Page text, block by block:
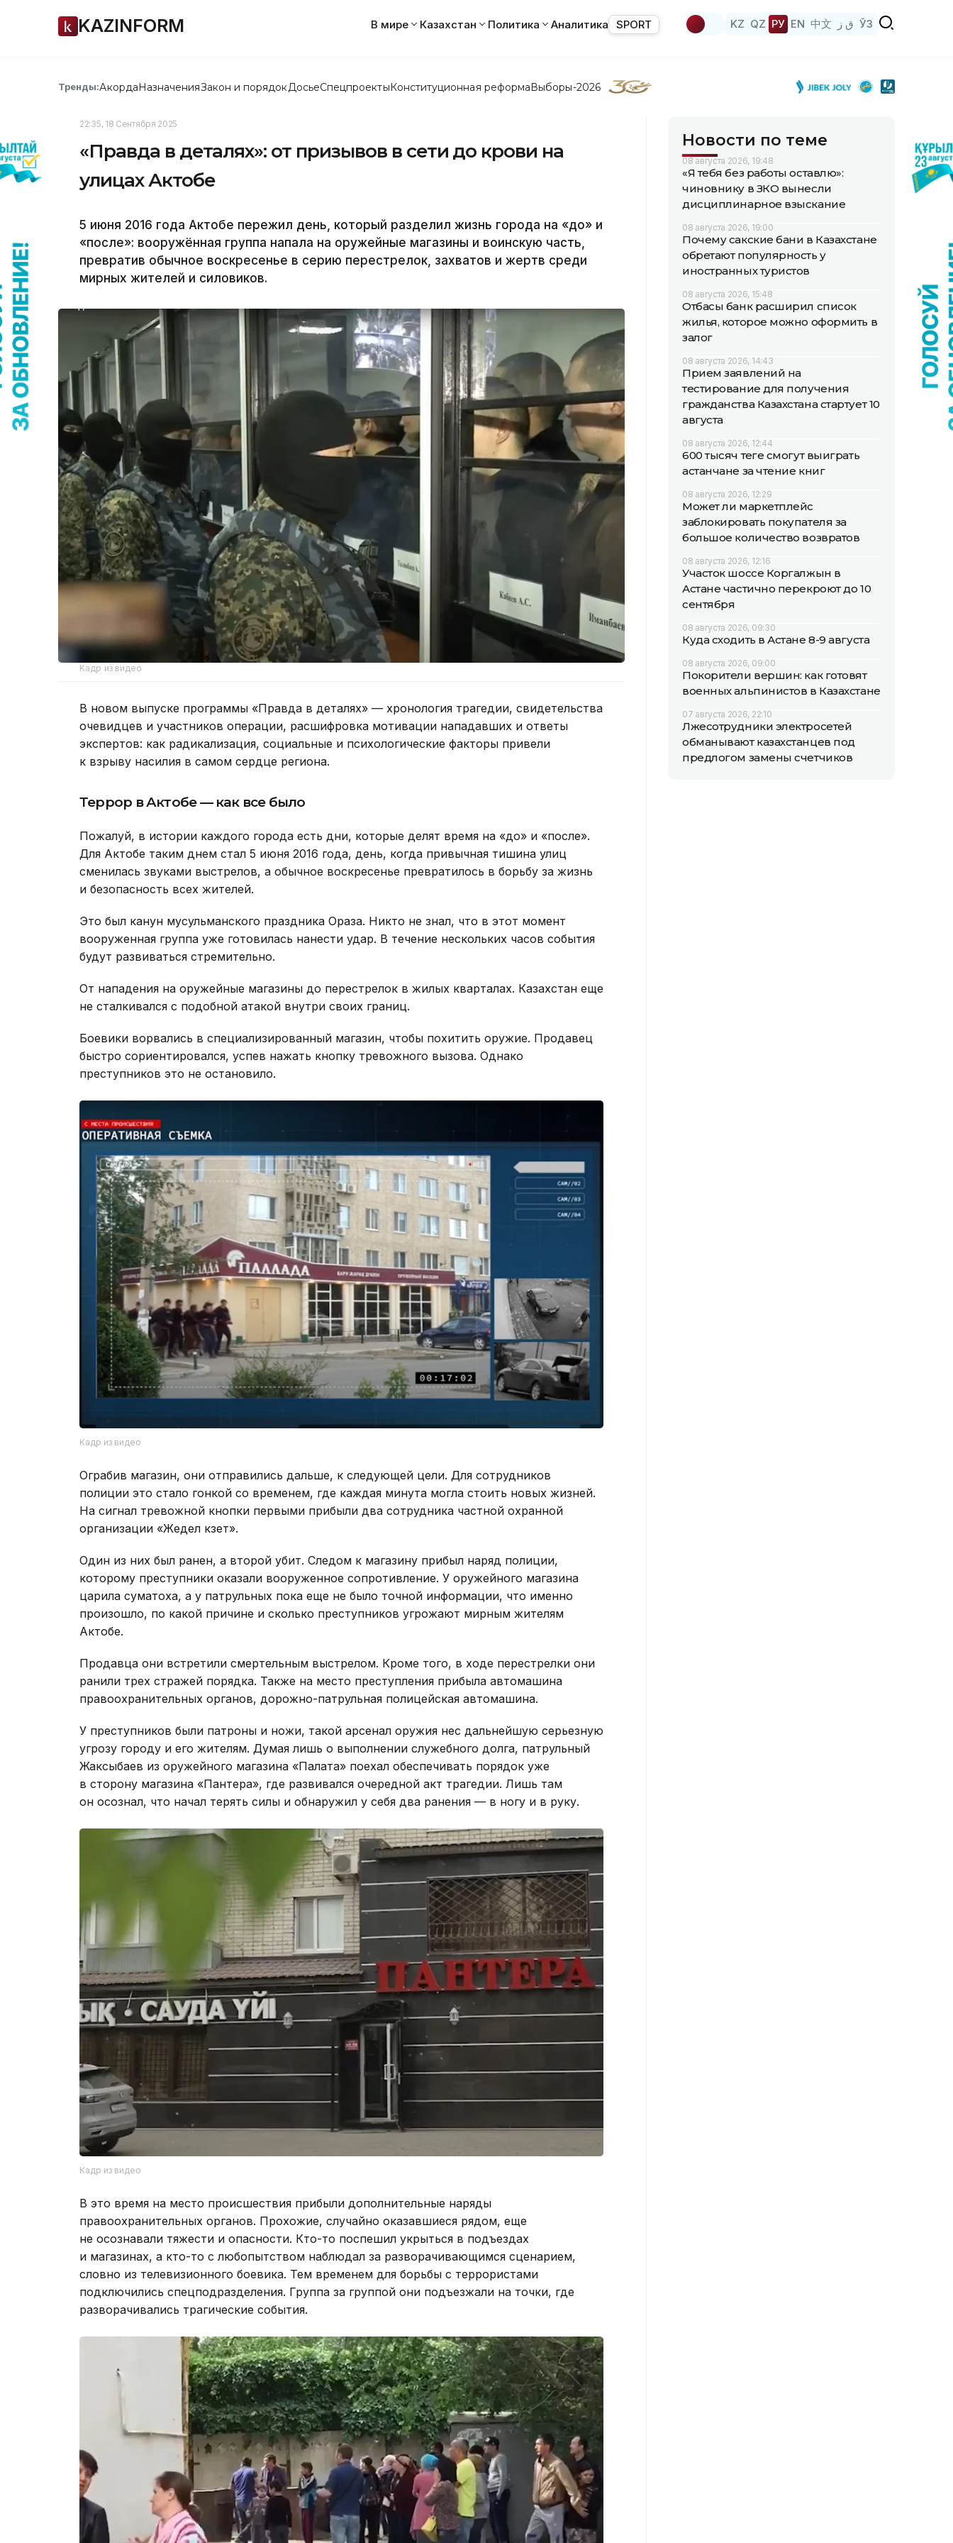
KAZINFORM В мире Казахстан Политика Аналитика SPORT KZ QZ РУ EN 中文 ق ز ЎЗ
Тренды:АкордаНазначенияЗакон и порядок ДосьеСпецпроектыКонституционная реформаВыборы-2026
22:35, 18 Сентября 2025
«Правда в деталях»: от призывов в сети до крови на
улицах Актобе
5 июня 2016 года Актобе пережил день, который разделил жизнь города на «до» и
«после»: вооружённая группа напала на оружейные магазины и воинскую часть,
превратив обычное воскресенье в серию перестрелок, захватов и жертв среди
мирных жителей и силовиков.
Кадр из видео
В новом выпуске программы «Правда в деталях» — хронология трагедии, свидетельства
очевидцев и участников операции, расшифровка мотивации нападавших и ответы
экспертов: как радикализация, социальные и психологические факторы привели
к взрыву насилия в самом сердце региона.
Террор в Актобе — как все было
Пожалуй, в истории каждого города есть дни, которые делят время на «до» и «после».
Для Актобе таким днем стал 5 июня 2016 года, день, когда привычная тишина улиц
сменилась звуками выстрелов, а обычное воскресенье превратилось в борьбу за жизнь
и безопасность всех жителей.
Это был канун мусульманского праздника Ораза. Никто не знал, что в этот момент
вооруженная группа уже готовилась нанести удар. В течение нескольких часов события
будут развиваться стремительно.
От нападения на оружейные магазины до перестрелок в жилых кварталах. Казахстан еще
не сталкивался с подобной атакой внутри своих границ.
Боевики ворвались в специализированный магазин, чтобы похитить оружие. Продавец
быстро сориентировался, успев нажать кнопку тревожного вызова. Однако
преступников это не остановило.
Кадр из видео
Ограбив магазин, они отправились дальше, к следующей цели. Для сотрудников
полиции это стало гонкой со временем, где каждая минута могла стоить новых жизней.
На сигнал тревожной кнопки первыми прибыли два сотрудника частной охранной
организации «Жедел күзет».
Один из них был ранен, а второй убит. Следом к магазину прибыл наряд полиции,
которому преступники оказали вооруженное сопротивление. У оружейного магазина
царила суматоха, а у патрульных пока еще не было точной информации, что именно
произошло, по какой причине и сколько преступников угрожают мирным жителям
Актобе.
Продавца они встретили смертельным выстрелом. Кроме того, в ходе перестрелки они
ранили трех стражей порядка. Также на место преступления прибыла автомашина
правоохранительных органов, дорожно-патрульная полицейская автомашина.
У преступников были патроны и ножи, такой арсенал оружия нес дальнейшую серьезную
угрозу городу и его жителям. Думая лишь о выполнении служебного долга, патрульный
Жаксыбаев из оружейного магазина «Палата» поехал обеспечивать порядок уже
в сторону магазина «Пантера», где развивался очередной акт трагедии. Лишь там
он осознал, что начал терять силы и обнаружил у себя два ранения — в ногу и в руку.
Кадр из видео
В это время на место происшествия прибыли дополнительные наряды
правоохранительных органов. Прохожие, случайно оказавшиеся рядом, еще
не осознавали тяжести и опасности. Кто-то поспешил укрыться в подъездах
и магазинах, а кто-то с любопытством наблюдал за разворачивающимся сценарием,
словно из телевизионного боевика. Тем временем для борьбы с террористами
подключились спецподразделения. Группа за группой они подъезжали на точки, где
разворачивались трагические события.
Новости по теме
08 августа 2026, 19:48
«Я тебя без работы оставлю»:
чиновнику в ЗКО вынесли
дисциплинарное взыскание
08 августа 2026, 19:00
Почему сакские бани в Казахстане
обретают популярность у
иностранных туристов
08 августа 2026, 15:48
Отбасы банк расширил список
жилья, которое можно оформить в
залог
08 августа 2026, 14:43
Прием заявлений на
тестирование для получения
гражданства Казахстана стартует 10
августа
08 августа 2026, 12:44
600 тысяч теңге смогут выиграть
астанчане за чтение книг
08 августа 2026, 12:29
Может ли маркетплейс
заблокировать покупателя за
большое количество возвратов
08 августа 2026, 12:16
Участок шоссе Коргалжын в
Астане частично перекроют до 10
сентября
08 августа 2026, 09:30
Куда сходить в Астане 8-9 августа
08 августа 2026, 09:00
Покорители вершин: как готовят
военных альпинистов в Казахстане
07 августа 2026, 22:10
Лжесотрудники электросетей
обманывают казахстанцев под
предлогом замены счетчиков